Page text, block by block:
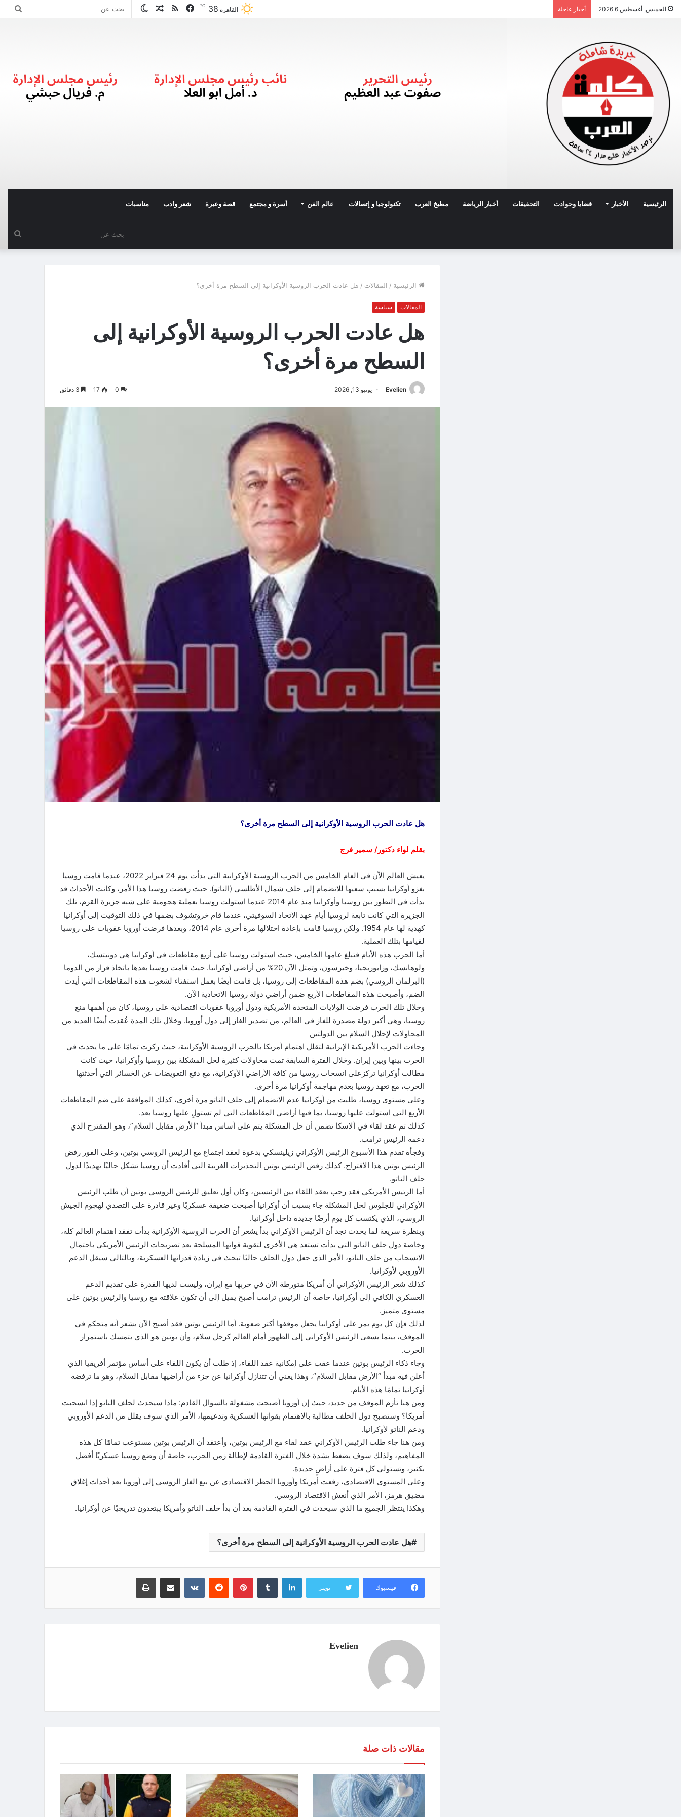
الخميس, أغسطس 6 2026 أخبار عاجلة
الوضع مقال ملخص
فيسبوك القاهرة 38
℃
الرئيسية الأخبار قضايا وحوادث التحقيقات أخبار الرياضة مطبخ العرب تكنولوجيا و إتصالات عالم الفن أسرة و مجتمع قصة وعبرة شعر وادب مناسبات
الرئيسية / المقالات / هل عادت الحرب الروسية الأوكرانية إلى السطح مرة أخرى؟
المقالات سياسة
هل عادت الحرب الروسية الأوكرانية إلى
السطح مرة أخرى؟
Evelien يونيو 13, 2026 0
17
هل عادت الحرب الروسية الأوكرانية إلى السطح مرة أخرى؟
بقلم لواء دكتور/ سمير فرج
يعيش العالم الآن في العام الخامس من الحرب الروسية الأوكرانية التي بدأت يوم 24 فبراير 2022، عندما قامت روسيا
بغزو أوكرانيا بسبب سعيها للانضمام إلى حلف شمال الأطلسي (الناتو). حيث رفضت روسيا هذا الأمر، وكانت الأحداث قد
بدأت في التطور بين روسيا وأوكرانيا منذ عام 2014 عندما استولت روسيا بعملية هجومية على شبه جزيرة القرم، تلك
الجزيرة التي كانت تابعة لروسيا أيام عهد الاتحاد السوفيتي، عندما قام خروتشوف بضمها في ذلك التوقيت إلى أوكرانيا
كهدية لها عام 1954. ولكن روسيا قامت بإعادة احتلالها مرة أخرى عام 2014، وبعدها فرضت أوروبا عقوبات على روسيا
لقيامها بتلك العملية.
أما الحرب هذه الأيام فتبلغ عامها الخامس، حيث استولت روسيا على أربع مقاطعات في أوكرانيا هي دونيتسك،
ولوهانسك، وزابوريجيا، وخيرسون، وتمثل الآن 20% من أراضي أوكرانيا. حيث قامت روسيا بعدها باتخاذ قرار من الدوما
(البرلمان الروسي) بضم هذه المقاطعات إلى روسيا، بل قامت أيضًا بعمل استفتاء لشعوب هذه المقاطعات التي أيدت
الضم، وأصبحت هذه المقاطعات الأربع ضمن أراضي دولة روسيا الاتحادية الآن.
وخلال تلك الحرب فرضت الولايات المتحدة الأمريكية ودول أوروبا عقوبات اقتصادية على روسيا، كان من أهمها منع
روسيا، وهي أكبر دولة مصدرة للغاز في العالم، من تصدير الغاز إلى دول أوروبا. وخلال تلك المدة عُقدت أيضًا العديد من
المحاولات لإحلال السلام بين الدولتين
وجاءت الحرب الأمريكية الإيرانية لتقلل اهتمام أمريكا بالحرب الروسية الأوكرانية، حيث ركزت تمامًا على ما يحدث في
الحرب بينها وبين إيران. وخلال الفترة السابقة تمت محاولات كثيرة لحل المشكلة بين روسيا وأوكرانيا، حيث كانت
مطالب أوكرانيا تركزعلى انسحاب روسيا من كافة الأراضي الأوكرانية، مع دفع التعويضات عن الخسائر التي أحدثتها
الحرب، مع تعهد روسيا بعدم مهاجمة أوكرانيا مرة أخرى.
وعلى مستوى روسيا، طلبت من أوكرانيا عدم الانضمام إلى حلف الناتو مرة أخرى، كذلك الموافقة على ضم المقاطعات
الأربع التي استولت عليها روسيا، بما فيها أراضي المقاطعات التي لم تستولِ عليها روسيا بعد.
كذلك تم عقد لقاء في ألاسكا تضمن أن حل المشكلة يتم على أساس مبدأ “الأرض مقابل السلام”، وهو المقترح الذي
دعمه الرئيس ترامب.
وفجأة تقدم هذا الأسبوع الرئيس الأوكراني زيلينسكي بدعوة لعقد اجتماع مع الرئيس الروسي بوتين، وعلى الفور رفض
الرئيس بوتين هذا الاقتراح. كذلك رفض الرئيس بوتين التحذيرات الغربية التي أفادت أن روسيا تشكل حاليًا تهديدًا لدول
حلف الناتو.
أما الرئيس الأمريكي فقد رحب بعقد اللقاء بين الرئيسين، وكان أول تعليق للرئيس الروسي بوتين أن طلب الرئيس
الأوكراني للجلوس لحل المشكلة جاء بسبب أن أوكرانيا أصبحت ضعيفة عسكريًا وغير قادرة على التصدي لهجوم الجيش
الروسي، الذي يكتسب كل يوم أرضًا جديدة داخل أوكرانيا.
وبنظرة سريعة لما يحدث نجد أن الرئيس الأوكراني بدأ يشعر أن الحرب الروسية الأوكرانية بدأت تفقد اهتمام العالم كله،
وخاصة دول حلف الناتو التي بدأت تستعد هي الأخرى لتقوية قواتها المسلحة بعد تصريحات الرئيس الأمريكي باحتمال
الانسحاب من حلف الناتو، الأمر الذي جعل دول الحلف حاليًا تبحث في زيادة قدراتها العسكرية، وبالتالي سيقل الدعم
الأوروبي لأوكرانيا.
كذلك شعر الرئيس الأوكراني أن أمريكا متورطة الآن في حربها مع إيران، وليست لديها القدرة على تقديم الدعم
العسكري الكافي إلى أوكرانيا، خاصة أن الرئيس ترامب أصبح يميل إلى أن تكون علاقته مع روسيا والرئيس بوتين على
مستوى متميز.
لذلك فإن كل يوم يمر على أوكرانيا يجعل موقفها أكثر صعوبة. أما الرئيس بوتين فقد أصبح الآن يشعر أنه متحكم في
الموقف، بينما يسعى الرئيس الأوكراني إلى الظهور أمام العالم كرجل سلام، وأن بوتين هو الذي يتمسك باستمرار
الحرب.
وجاء ذكاء الرئيس بوتين عندما عقب على إمكانية عقد اللقاء، إذ طلب أن يكون اللقاء على أساس مؤتمر أفريقيا الذي
أعلن فيه مبدأ “الأرض مقابل السلام”، وهذا يعني أن تتنازل أوكرانيا عن جزء من أراضيها مقابل السلام، وهو ما ترفضه
أوكرانيا تمامًا هذه الأيام.
ومن هنا تأزم الموقف من جديد، حيث إن أوروبا أصبحت مشغولة بالسؤال القادم: ماذا سيحدث لحلف الناتو إذا انسحبت
أمريكا؟ وستصبح دول الحلف مطالبة بالاهتمام بقواتها العسكرية وتدعيمها، الأمر الذي سوف يقلل من الدعم الأوروبي
ودعم الناتو لأوكرانيا.
ومن هنا جاء طلب الرئيس الأوكراني عقد لقاء مع الرئيس بوتين، وأعتقد أن الرئيس بوتين مستوعب تمامًا كل هذه
المفاهيم، ولذلك سوف يضغط بشدة خلال الفترة القادمة لإطالة زمن الحرب، خاصة أن وضع روسيا عسكريًا أفضل
بكثير، وتستولي كل فترة على أراضٍ جديدة.
وعلى المستوى الاقتصادي، رفعت أمريكا وأوروبا الحظر الاقتصادي عن بيع الغاز الروسي إلى أوروبا بعد أحداث إغلاق
مضيق هرمز، الأمر الذي أنعش الاقتصاد الروسي.
وهكذا ينتظر الجميع ما الذي سيحدث في الفترة القادمة بعد أن بدأ حلف الناتو وأمريكا يبتعدون تدريجيًا عن أوكرانيا.
هل عادت الحرب الروسية الأوكرانية إلى السطح مرة أخرى؟
فيسبوك تويتر
لينكدإن بينتيريست
Evelien
مقالات ذات صلة